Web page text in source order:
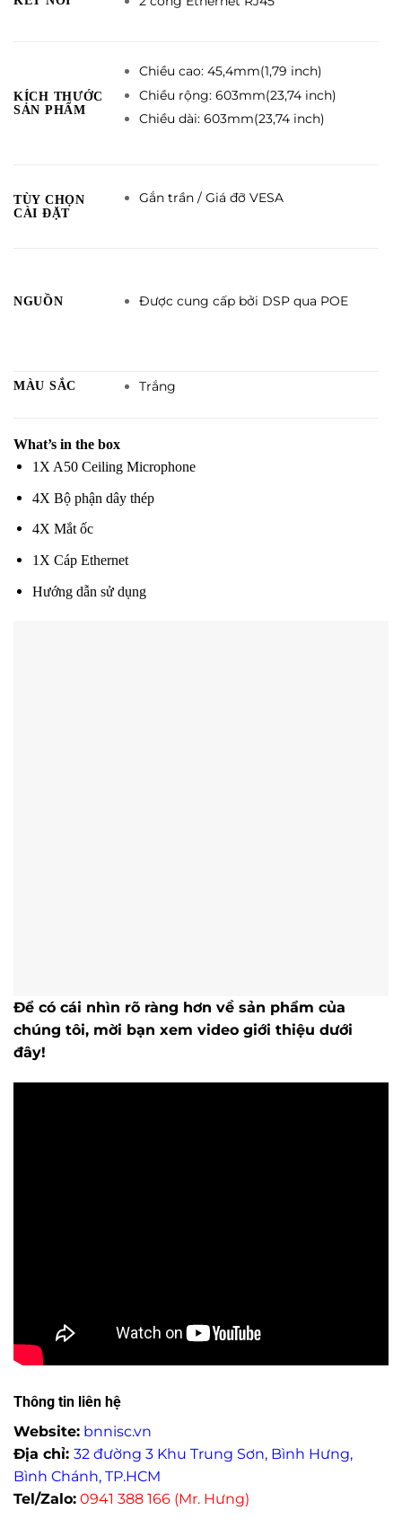
KÍCH THƯỚC
SẢN PHẨM
Chiều cao: 45,4mm(1,79 inch)
Chiều rộng: 603mm(23,74 inch)
Chiều dài: 603mm(23,74 inch)
TÙY CHỌN
CÀI ĐẶT
Gắn trần / Giá đỡ VESA
NGUỒN Được cung cấp bởi DSP qua POE
MÀU SẮC Trắng
What’s in the box
1X A50 Ceiling Microphone
4X Bộ phận dây thép
4X Mắt ốc
1X Cáp Ethernet
Hướng dẫn sử dụng
Để có cái nhìn rõ ràng hơn về sản phẩm của
chúng tôi, mời bạn xem video giới thiệu dưới
đây!
Thông tin liên hệ
Website: bnnisc.vn
Địa chỉ: 32 đường 3 Khu Trung Sơn, Bình Hưng,
Bình Chánh, TP.HCM
Tel/Zalo: 0941 388 166 (Mr. Hưng)